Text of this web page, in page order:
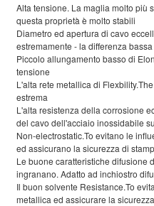
Alta tensione. La maglia molto più
questa proprietà è molto stabili
Diametro ed apertura di cavo
estremamente - la differenza bassa
Piccolo allungamento basso di
tensione
L'alta rete metallica di
estrema
L'alta resistenza della corrosione
del cavo dell'acciaio inossidabile
Non-electrostatic.To evitano le
ed assicurano la sicurezza di
Le buone caratteristiche difusione
ingranano. Adatto ad inchiostro
Il buon solvente Resistance.To
metallica ed assicurare la